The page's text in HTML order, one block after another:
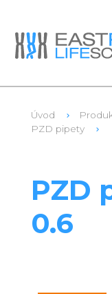
Úvod
PZD pipety
PZD
0.6